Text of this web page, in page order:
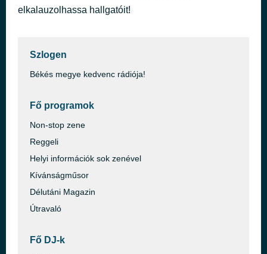
elkalauzolhassa hallgatóit!
Szlogen
Békés megye kedvenc rádiója!
Fő programok
Non-stop zene
Reggeli
Helyi információk sok zenével
Kívánságműsor
Délutáni Magazin
Útravaló
Fő DJ-k